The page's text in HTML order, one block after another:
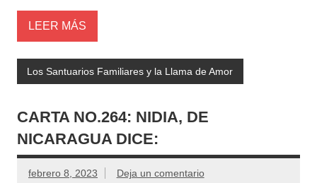
LEER MÁS
Los Santuarios Familiares y la Llama de Amor
CARTA NO.264: NIDIA, DE
NICARAGUA DICE:
febrero 8, 2023 Deja un comentario